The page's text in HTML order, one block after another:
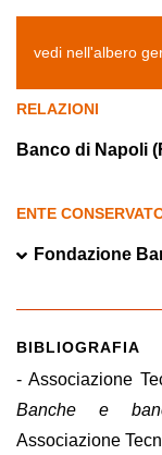
vedi nell'albero
RELAZIONI
Banco di Napoli
ENTE
Fondazione
BIBLIOGRAFIA
- Associazione
Banche e
Associazione